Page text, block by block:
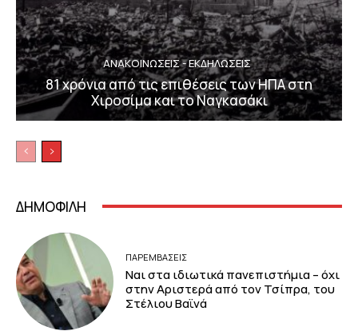
ΑΝΑΚΟΙΝΩΣΕΙΣ - ΕΚΔΗΛΩΣΕΙΣ
81 χρόνια από τις επιθέσεις των ΗΠΑ στη
Χιροσίμα και το Ναγκασάκι
ΔΗΜΟΦΙΛΗ
ΠΑΡΕΜΒΑΣΕΙΣ
Ναι στα ιδιωτικά πανεπιστήμια – όχι
στην Αριστερά από τον Τσίπρα, του
Στέλιου Βαϊνά